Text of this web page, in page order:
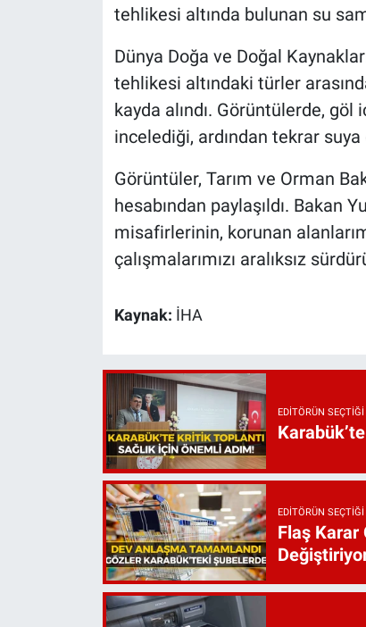
tehlikesi altında bulunan su
Dünya Doğa ve Doğal
tehlikesi altındaki türler
kayda alındı. Görüntülerde,
incelediği, ardından tekrar
Görüntüler, Tarım ve Orman
hesabından paylaşıldı. Bakan
misafirlerinin, korunan
çalışmalarımızı aralıksız
Kaynak: İHA
EDITÖRÜN SEÇTIĞI
EDITÖRÜN SEÇTIĞI
Flaş Karar